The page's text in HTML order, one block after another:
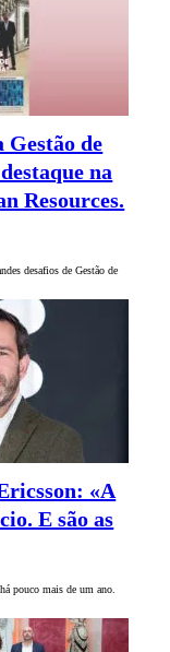
Gestão de
na
Resources.
desafios de Gestão de
«A
E são as
pouco mais de um ano.